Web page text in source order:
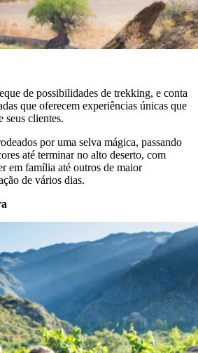
de possibilidades de trekking, e conta
que oferecem experiências únicas que
seus clientes.
por uma selva mágica, passando
até terminar no alto deserto, com
em família até outros de maior
de vários dias.